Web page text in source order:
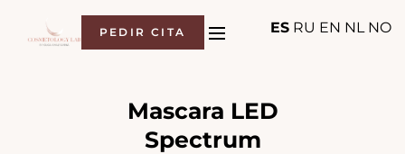
PEDIR CITA
Mascara LED
Spectrum
ES RU EN NL NO